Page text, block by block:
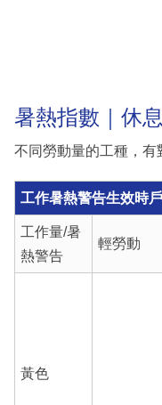
暑熱指數｜休
不同勞動量的工種，有
工作暑熱警告生效時
工作量/暑
熱警告
輕勞動
黃色